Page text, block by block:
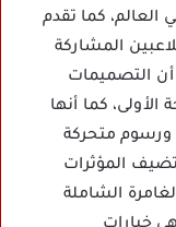
كما تقدم
المشاركة
أن التصميمات
كما أنها
متحركة
المؤثرات
الشاملة